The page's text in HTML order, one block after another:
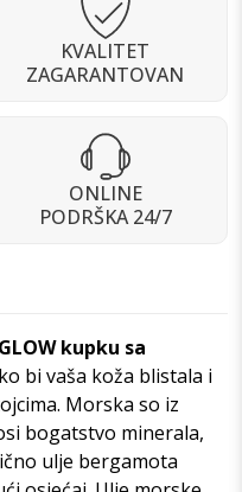
KVALITET
ZAGARANTOVAN
ONLINE
PODRŠKA 24/7
GLOW kupku sa
bi vaša koža blistala i
Morska so iz
bogatstvo minerala,
ulje bergamota